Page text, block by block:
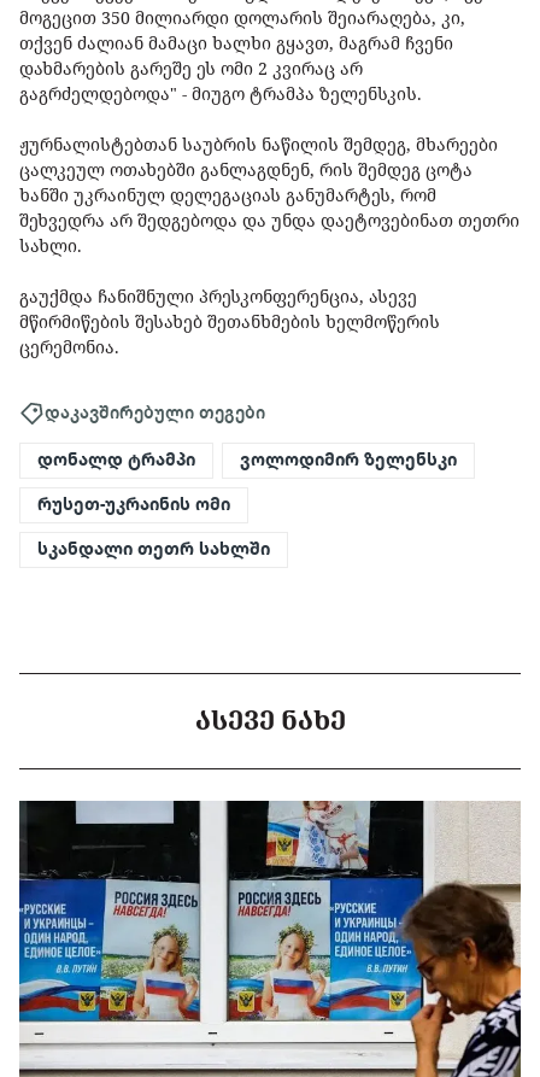
მოგეცით 350 მილიარდი დოლარის შეიარაღება, კი,
თქვენ ძალიან მამაცი ხალხი გყავთ, მაგრამ ჩვენი
დახმარების გარეშე ეს ომი 2 კვირაც არ
გაგრძელდებოდა" - მიუგო ტრამპა ზელენსკის.
ჟურნალისტებთან საუბრის ნაწილის შემდეგ, მხარეები
ცალკეულ ოთახებში განლაგდნენ, რის შემდეგ ცოტა
ხანში უკრაინულ დელეგაციას განუმარტეს, რომ
შეხვედრა არ შედგებოდა და უნდა დაეტოვებინათ თეთრი
სახლი.
გაუქმდა ჩანიშნული პრესკონფერენცია, ასევე
მწირმიწების შესახებ შეთანხმების ხელმოწერის
ცერემონია.
დაკავშირებული თეგები
დონალდ ტრამპი ვოლოდიმირ ზელენსკი
რუსეთ-უკრაინის ომი
სკანდალი თეთრ სახლში
ᲐᲡᲔᲕᲔ ᲜᲐᲮᲔ